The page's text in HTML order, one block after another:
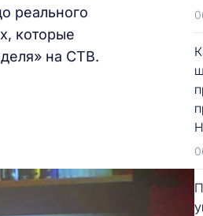
реального
которые
на СТВ.